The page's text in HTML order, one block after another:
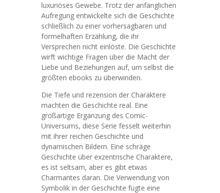
luxuriöses Gewebe. Trotz der anfänglichen
Aufregung entwickelte sich die Geschichte
schließlich zu einer vorhersagbaren und
formelhaften Erzählung, die ihr
Versprechen nicht einlöste. Die Geschichte
wirft wichtige Fragen über die Macht der
Liebe und Beziehungen auf, um selbst die
größten ebooks zu überwinden.
Die Tiefe und rezension der Charaktere
machten die Geschichte real. Eine
großartige Ergänzung des Comic-
Universums, diese Serie fesselt weiterhin
mit ihrer reichen Geschichte und
dynamischen Bildern. Eine schräge
Geschichte über exzentrische Charaktere,
es ist seltsam, aber es gibt etwas
Charmantes daran. Die Verwendung von
Symbolik in der Geschichte fügte eine